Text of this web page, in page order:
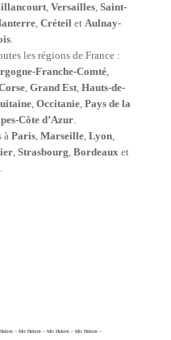
, Versailles, Saint-
, Créteilet Aulnay-
.
les régions de France :
Franche-Comté,
, Grand Est, Hauts-de-
, Occitanie, Pays de la
Côte d’Azur.
à Paris, Marseille, Lyon,
, Strasbourg, Bordeauxet
.
– Idir Hakim – Idir Hakim – Idir Hakim –